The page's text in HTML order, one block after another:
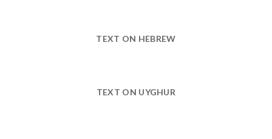
TEXT ON HEBREW
TEXT ON UYGHUR